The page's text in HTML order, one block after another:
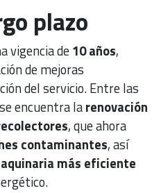
plazo
vigencia de10 años,
de mejoras
del servicio. Entre las
encuentra larenovación
, que ahora
contaminantes, así
más eficiente